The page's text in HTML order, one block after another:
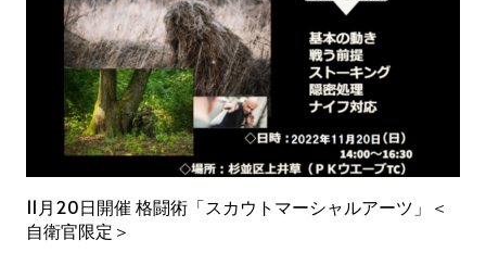
11月20日開催 格闘術「スカウトマーシャルアーツ」＜
自衛官限定＞